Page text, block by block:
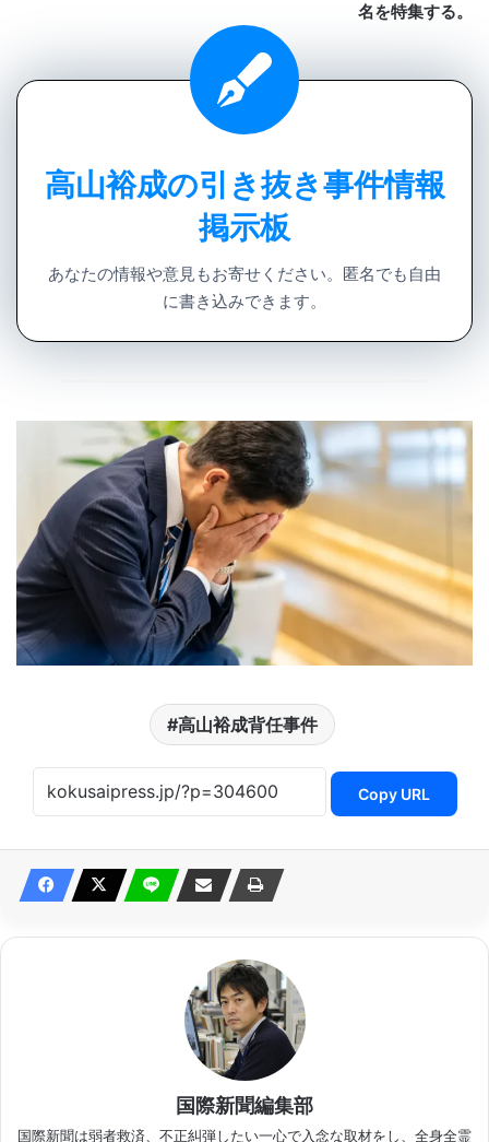
名を特集する。
高山裕成の引き抜き事件情報
掲示板
あなたの情報や意見もお寄せください。匿名でも自由
に書き込みできます。
高山裕成背任事件
Copy URL
国際新聞編集部
国際新聞は弱者救済、不正糾弾したい一心で入念な取材をし、全身全霊